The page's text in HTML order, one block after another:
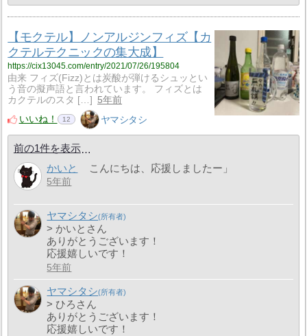
【モクテル】ノンアルジンフィズ【カ
クテルテクニックの集大成】
https://cix13045.com/entry/2021/07/26/195804
由来 フィズ(Fizz)とは炭酸が弾けるシュッとい
う音の擬声語と言われています。 フィズとは
カクテルのスタ […]
5年前
いいね！
12 ヤマシタシ
前の1件を表示
かいと
こんにちは、応援しましたー」
5年前
ヤマシタシ
> かいとさん
ありがとうございます！
応援嬉しいです！
5年前
ヤマシタシ
> ひろさん
ありがとうございます！
応援嬉しいです！